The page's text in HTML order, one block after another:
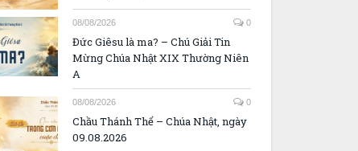
08/08/2026 0
Đức Giêsu là ma? – Chú Giải Tin
Mừng Chúa Nhật XIX Thường Niên
A
08/08/2026 0
Chầu Thánh Thể – Chúa Nhật, ngày
09.08.2026